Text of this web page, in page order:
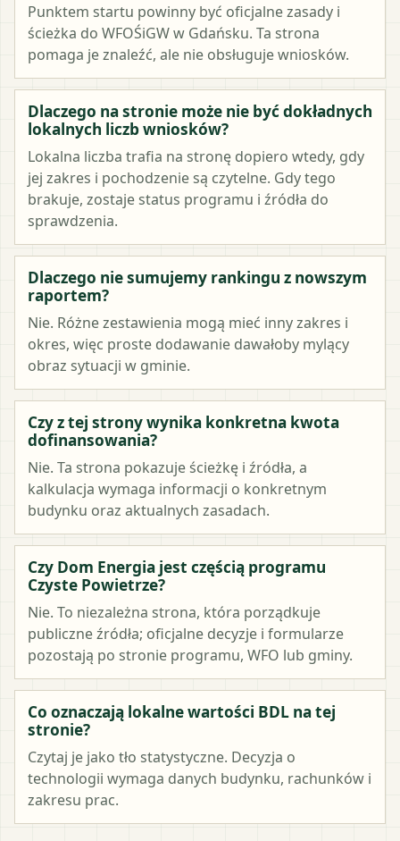
Punktem startu powinny być oficjalne zasady i
ścieżka do WFOŚiGW w Gdańsku. Ta strona
pomaga je znaleźć, ale nie obsługuje wniosków.
Dlaczego na stronie może nie być dokładnych
lokalnych liczb wniosków?
Lokalna liczba trafia na stronę dopiero wtedy, gdy
jej zakres i pochodzenie są czytelne. Gdy tego
brakuje, zostaje status programu i źródła do
sprawdzenia.
Dlaczego nie sumujemy rankingu z nowszym
raportem?
Nie. Różne zestawienia mogą mieć inny zakres i
okres, więc proste dodawanie dawałoby mylący
obraz sytuacji w gminie.
Czy z tej strony wynika konkretna kwota
dofinansowania?
Nie. Ta strona pokazuje ścieżkę i źródła, a
kalkulacja wymaga informacji o konkretnym
budynku oraz aktualnych zasadach.
Czy Dom Energia jest częścią programu
Czyste Powietrze?
Nie. To niezależna strona, która porządkuje
publiczne źródła; oficjalne decyzje i formularze
pozostają po stronie programu, WFO lub gminy.
Co oznaczają lokalne wartości BDL na tej
stronie?
Czytaj je jako tło statystyczne. Decyzja o
technologii wymaga danych budynku, rachunków i
zakresu prac.